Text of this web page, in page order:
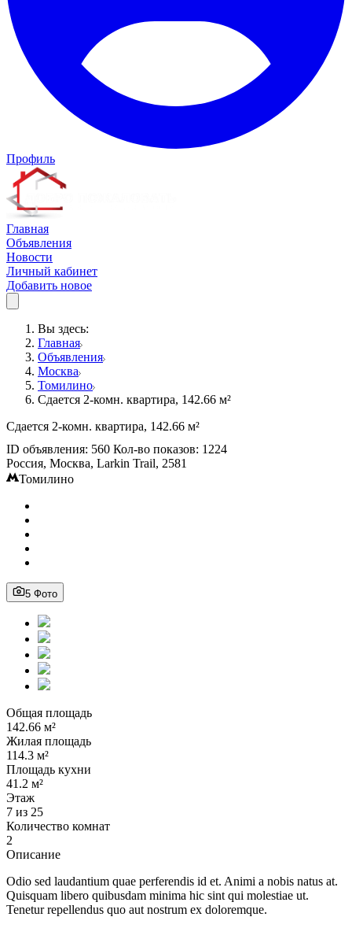
Профиль
Главная
Объявления
Новости
Личный кабинет
Добавить новое
Вы здесь:
Главная
Объявления
Москва
Томилино
Сдается 2-комн. квартира, 142.66 м²
Сдается 2-комн. квартира, 142.66 м²
ID объявления: 560 Кол-во показов: 1224
Россия, Москва, Larkin Trail, 2581
Томилино
5 Фото
Общая площадь
142.66 м²
Жилая площадь
114.3 м²
Площадь кухни
41.2 м²
Этаж
7 из 25
Количество комнат
2
Описание
Odio sed laudantium quae perferendis id et. Animi a nobis natus at.
Quisquam libero quibusdam minima hic sint qui molestiae ut.
Tenetur repellendus quo aut nostrum ex doloremque.